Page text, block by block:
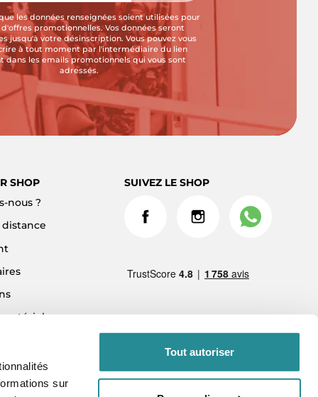
sur
Tout autoriser
les données renseignées soient utilisées pour
d'offres promotionnelles. Vos données seront
jusqu'à votre désinscription. Vous pouvez vous
à tout moment par l'intermédiaire du lien
dans les emails promotionnels qui vous sont
adressés.
SHOP
nous ?
distance
matériel
SUIVEZ LE SHOP